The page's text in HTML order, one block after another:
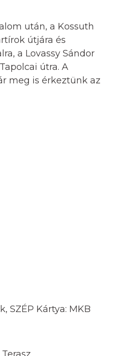
után, a Kossuth
útjára és
a Lovassy Sándor
útra. A
meg is érkeztünk az
SZÉP Kártya: MKB